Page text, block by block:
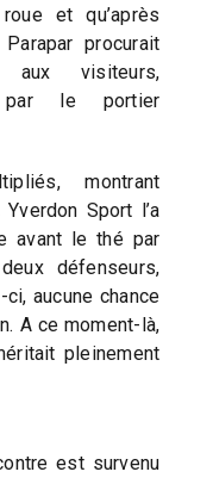
et qu’après
procurait
aux visiteurs,
par le portier
montrant
Sport l’a
avant le thé par
défenseurs,
aucune chance
A ce moment-là,
pleinement
est survenu